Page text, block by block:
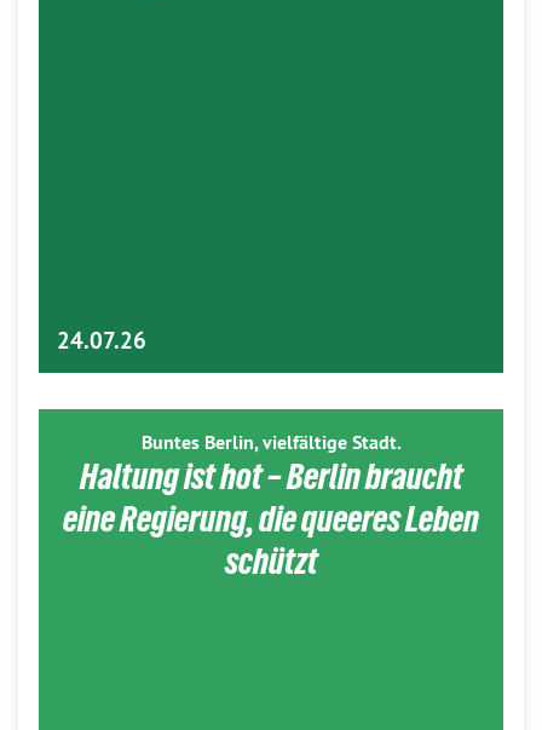
24.07.26
Buntes Berlin, vielfältige Stadt.
Haltung ist hot – Berlin braucht
eine Regierung, die queeres Leben
schützt